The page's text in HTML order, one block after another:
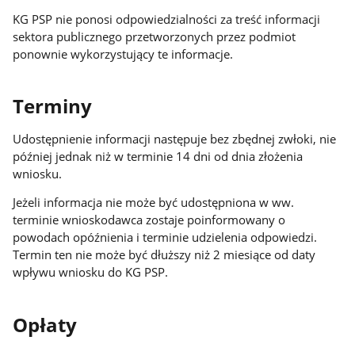
KG PSP nie ponosi odpowiedzialności za treść informacji
sektora publicznego przetworzonych przez podmiot
ponownie wykorzystujący te informacje.
Terminy
Udostępnienie informacji następuje bez zbędnej zwłoki, nie
później jednak niż w terminie 14 dni od dnia złożenia
wniosku.
Jeżeli informacja nie może być udostępniona w ww.
terminie wnioskodawca zostaje poinformowany o
powodach opóźnienia i terminie udzielenia odpowiedzi.
Termin ten nie może być dłuższy niż 2 miesiące od daty
wpływu wniosku do KG PSP.
Opłaty